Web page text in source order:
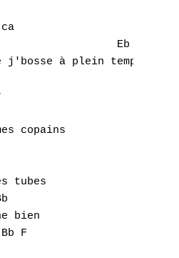
Eb
à plein temps
copains
tubes
bien
F